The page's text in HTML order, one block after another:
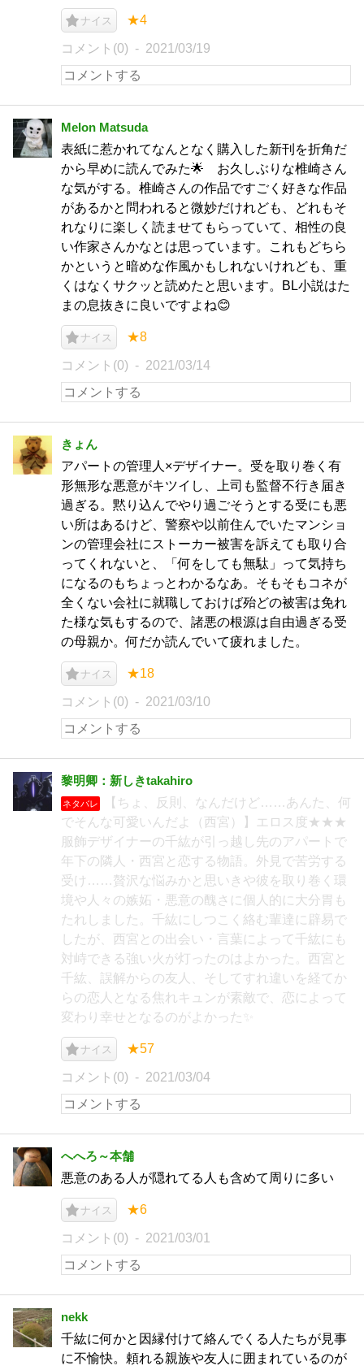
ナイス ★4
コメント(0) 2021/03/19
Melon Matsuda
表紙に惹かれてなんとなく購入した新刊を折角だ
から早めに読んでみた🌟 お久しぶりな椎崎さん
な気がする。椎崎さんの作品ですごく好きな作品
があるかと問われると微妙だけれども、どれもそ
れなりに楽しく読ませてもらっていて、相性の良
い作家さんかなとは思っています。これもどちら
かというと暗めな作風かもしれないけれども、重
くはなくサクッと読めたと思います。BL小説はた
まの息抜きに良いですよね😊
ナイス ★8
コメント(0) 2021/03/14
きょん
アパートの管理人×デザイナー。受を取り巻く有
形無形な悪意がキツイし、上司も監督不行き届き
過ぎる。黙り込んでやり過ごそうとする受にも悪
い所はあるけど、警察や以前住んでいたマンショ
ンの管理会社にストーカー被害を訴えても取り合
ってくれないと、「何をしても無駄」って気持ち
になるのもちょっとわかるなあ。そもそもコネが
全くない会社に就職しておけば殆どの被害は免れ
た様な気もするので、諸悪の根源は自由過ぎる受
の母親か。何だか読んでいて疲れました。
ナイス ★18
コメント(0) 2021/03/10
黎明卿：新しきtakahiro
ネタバレ
【ちょ、反則、なんだけど……あんた、何
でそんな可愛いんだよ（西宮）】エロス度★★★
服飾デザイナーの千紘が引っ越し先のアパートで
年下の隣人・西宮と恋する物語。外見で苦労する
受け……贅沢な悩みかと思いきや彼を取り巻く環
境や人々の嫉妬・悪意の醜さに個人的に大分胃も
たれしました。千紘にしつこく絡む輩達に辟易で
したが、西宮との出会い・言葉によって千紘にも
対峙できる強い火が灯ったのはよかった。西宮と
千紘、誤解からの友人、そしてすれ違いを経てか
らの恋人となる焦れキュンが素敵で、恋によって
変わり幸せとなるのがよかった✨
ナイス ★57
コメント(0) 2021/03/04
へへろ～本舗
悪意のある人が隠れてる人も含めて周りに多い
ナイス ★6
コメント(0) 2021/03/01
nekk
千紘に何かと因縁付けて絡んでくる人たちが見事
に不愉快。頼れる親族や友人に囲まれているのが